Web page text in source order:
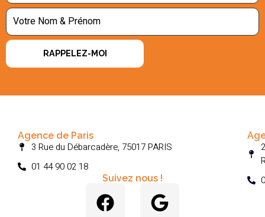
RAPPELEZ-MOI
Agence de Paris
3 Rue du Débarcadère, 75017 PARIS
01 44 90 02 18
Suivez nous !